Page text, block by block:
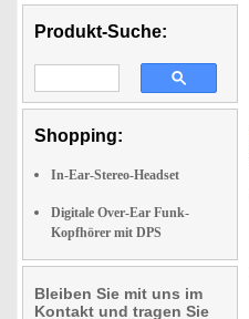
Produkt-Suche:
Shopping:
In-Ear-Stereo-Headset
Digitale Over-Ear Funk-
Kopfhörer mit DPS
Bleiben Sie mit uns im
Kontakt und tragen Sie